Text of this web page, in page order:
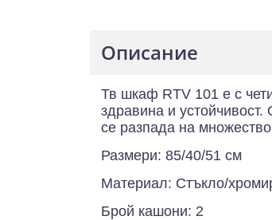
Описание
Тв шкаф RTV 101 е с
здравина и устойчивост.
се разпада на
Размери: 85/40/51 см
Материал: Стъкло/
Брой кашони: 2